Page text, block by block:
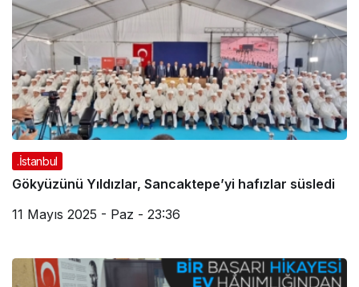
.İstanbul
Gökyüzünü Yıldızlar, Sancaktepe’yi hafızlar süsledi
11 Mayıs 2025 - Paz - 23:36